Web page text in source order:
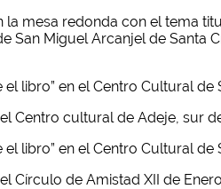
la mesa redonda con el tema
San Miguel Arcanjel de
libro” en el Centro Cultural de
Centro cultural de Adeje, sur
libro” en el Centro Cultural de
Círculo de Amistad XII de